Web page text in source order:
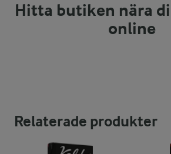
Hitta butiken nära
online
Relaterade produkter